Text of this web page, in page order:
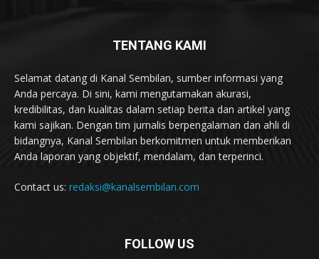
TENTANG KAMI
Selamat datang di Kanal Sembilan, sumber informasi yang
Anda percaya. Di sini, kami mengutamakan akurasi,
kredibilitas, dan kualitas dalam setiap berita dan artikel yang
kami sajikan. Dengan tim jurnalis berpengalaman dan ahli di
bidangnya, Kanal Sembilan berkomitmen untuk memberikan
Anda laporan yang objektif, mendalam, dan terperinci.
Contact us: redaksi@kanalsembilan.com
FOLLOW US